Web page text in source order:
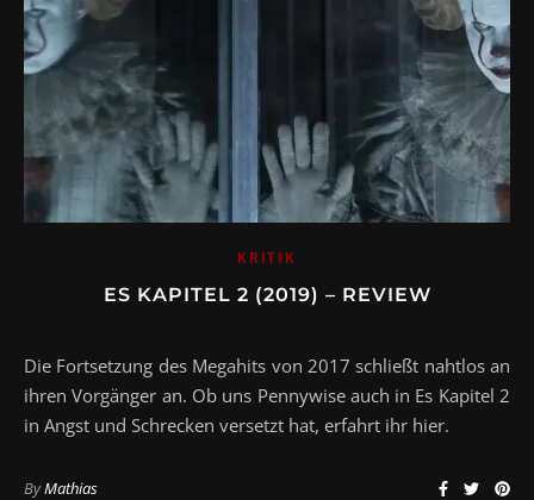
KRITIK
ES KAPITEL 2 (2019) – REVIEW
Die Fortsetzung des Megahits von 2017 schließt nahtlos an
ihren Vorgänger an. Ob uns Pennywise auch in Es Kapitel 2
in Angst und Schrecken versetzt hat, erfahrt ihr hier.
ByMathias